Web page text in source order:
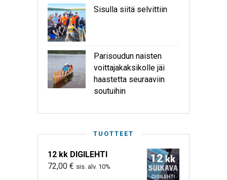
Sisulla siitä selvittiin
Parisoudun naisten
voittajakaksikolle jäi
haastetta seuraaviin
soutuihin
TUOTTEET
12 kk DIGILEHTI
72,00 € sis. alv. 10%